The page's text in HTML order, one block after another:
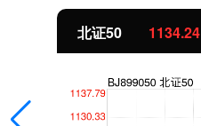
北证50 1134.24